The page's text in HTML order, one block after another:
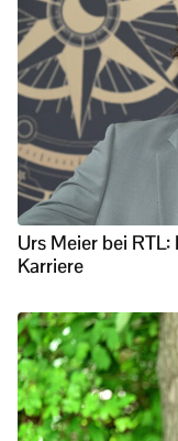
Urs Meier bei
Karriere